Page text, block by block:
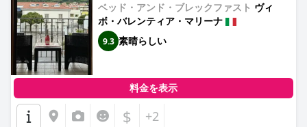
ベッド・アンド・ブレックファスト ヴィ
ボ・バレンティア・マリーナ
9.3 素晴らしい
料金を表示
$ +2